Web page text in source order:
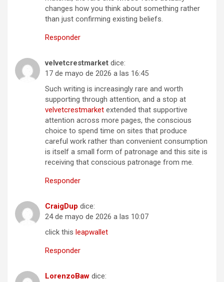
changes how you think about something rather
than just confirming existing beliefs.
Responder
velvetcrestmarket dice:
17 de mayo de 2026 a las 16:45
Such writing is increasingly rare and worth
supporting through attention, and a stop at
velvetcrestmarket extended that supportive
attention across more pages, the conscious
choice to spend time on sites that produce
careful work rather than convenient consumption
is itself a small form of patronage and this site is
receiving that conscious patronage from me.
Responder
CraigDup dice:
24 de mayo de 2026 a las 10:07
click this leapwallet
Responder
LorenzoBaw dice: